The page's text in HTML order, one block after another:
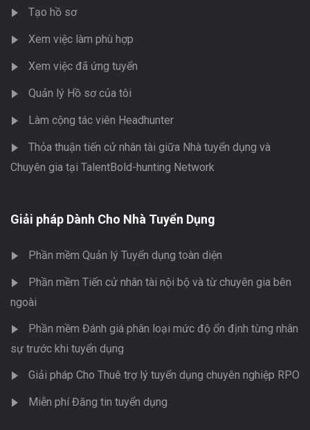
Tạo hồ sơ
Xem việc làm phù hợp
Xem việc đã ứng tuyển
Quản lý Hồ sơ của tôi
Làm cộng tác viên Headhunter
Thỏa thuận tiến cử nhân tài giữa Nhà tuyển dụng và
Chuyên gia tại TalentBold-hunting Network
Giải pháp Dành Cho Nhà Tuyển Dụng
Phần mềm Quản lý Tuyển dụng toàn diện
Phần mềm Tiến cử nhân tài nội bộ và từ chuyên gia bên
ngoài
Phần mềm Đánh giá phân loại mức độ ổn định từng nhân
sự trước khi tuyển dụng
Giải pháp Cho Thuê trợ lý tuyển dụng chuyên nghiệp RPO
Miễn phí Đăng tin tuyển dụng